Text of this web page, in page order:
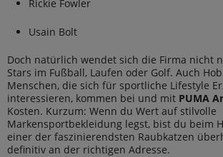
Rickie Fowler
Usain Bolt
Doch natürlich wendet sich die Firma nicht
Stars im Fußball, Laufen oder Golf. Auch
Menschen, die sich für sportliche Lifestyle
interessieren, kommen bei und mit PUMA
Kosten. Kurzum: Wenn du Wert auf stilvolle
Markensportbekleidung legst, bist du beim
einer der faszinierendsten Raubkatzen
definitiv an der richtigen Adresse.